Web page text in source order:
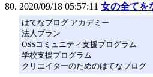
2020/09/18 05:57:11 女の全てを
はてなブログ アカデミー
法人プラン
OSSコミュニティ支援プログラム
学校支援プログラム
クリエイターのためのはてなブログ